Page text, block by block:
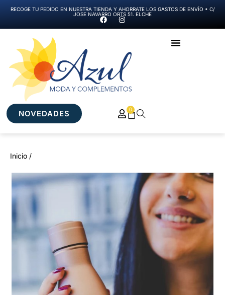
RECOGE TU PEDIDO EN NUESTRA TIENDA Y AHORRATE LOS GASTOS DE ENVÍO • C/
JOSE NAVARRO ORTS 51. ELCHE
NOVEDADES 0
Inicio /